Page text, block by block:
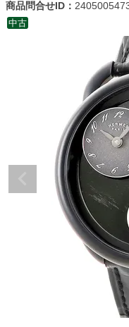
商品問合せID：
中古